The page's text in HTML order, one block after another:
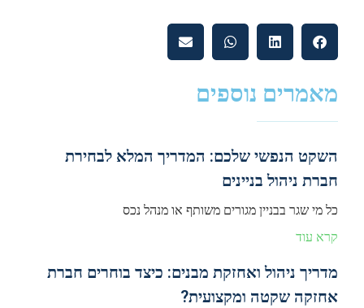
מאמרים נוספים
השקט הנפשי שלכם: המדריך המלא לבחירת
חברת ניהול בניינים
כל מי שגר בבניין מגורים משותף או מנהל נכס
קרא עוד
מדריך ניהול ואחזקת מבנים: כיצד בוחרים חברת
אחזקה שקטה ומקצועית?